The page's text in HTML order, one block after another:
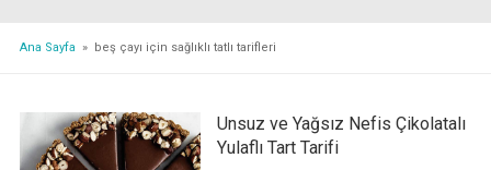
Ana Sayfa » beş çayı için sağlıklı tatlı tarifleri
Unsuz ve Yağsız Nefis Çikolatalı
Yulaflı Tart Tarifi